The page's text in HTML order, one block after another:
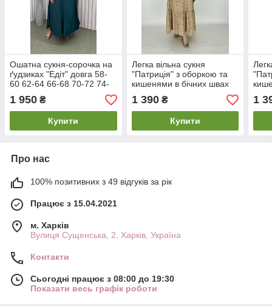
Ошатна сукня-сорочка на
ґудзиках "Едіт" довга 58-
60 62-64 66-68 70-72 74-
1 950 ₴
Купити
Легка вільна сукня
"Патриція" з оборкою та
кишенями в бічних швах
1 390₴
Купити
1
Про нас
100% позитивних з 49 відгуків за рік
Працює з 15.04.2021
м. Харків
Вулиця Сущенська, 2, Харків, Україна
Контакти
Сьогодні працює з 08:00 до 19:30
Показати весь графік роботи